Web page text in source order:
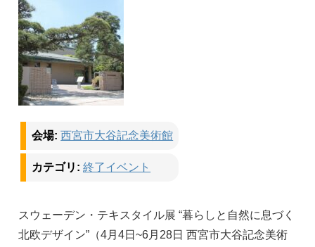
会場: 西宮市大谷記念美術館
カテゴリ: 終了イベント
スウェーデン・テキスタイル展 “暮らしと自然に息づく
北欧デザイン”（4月4日~6月28日 西宮市大谷記念美術